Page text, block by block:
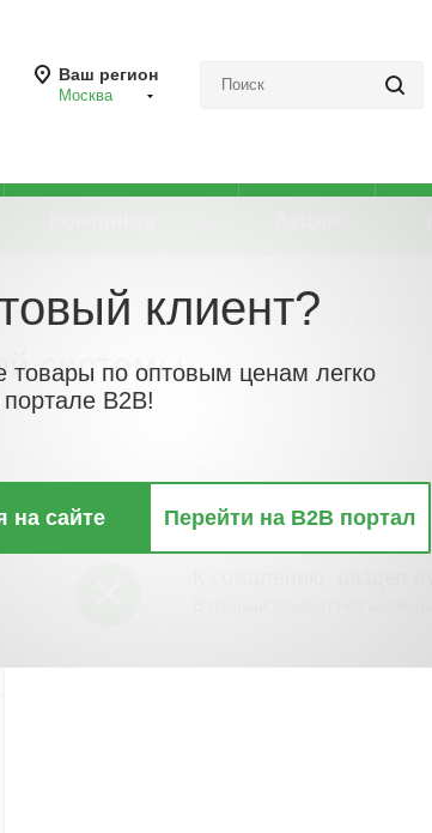
Ваш регион
Москва
для информационной шины Коплер для
системы
клиент?
товары по оптовым ценам легко
B2B!
на сайте Перейти на B2B портал